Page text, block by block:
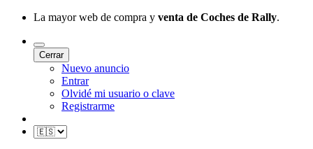
La mayor web de compra y venta de Coches de Rally.
Cerrar
Nuevo anuncio
Entrar
Olvidé mi usuario o clave
Registrarme